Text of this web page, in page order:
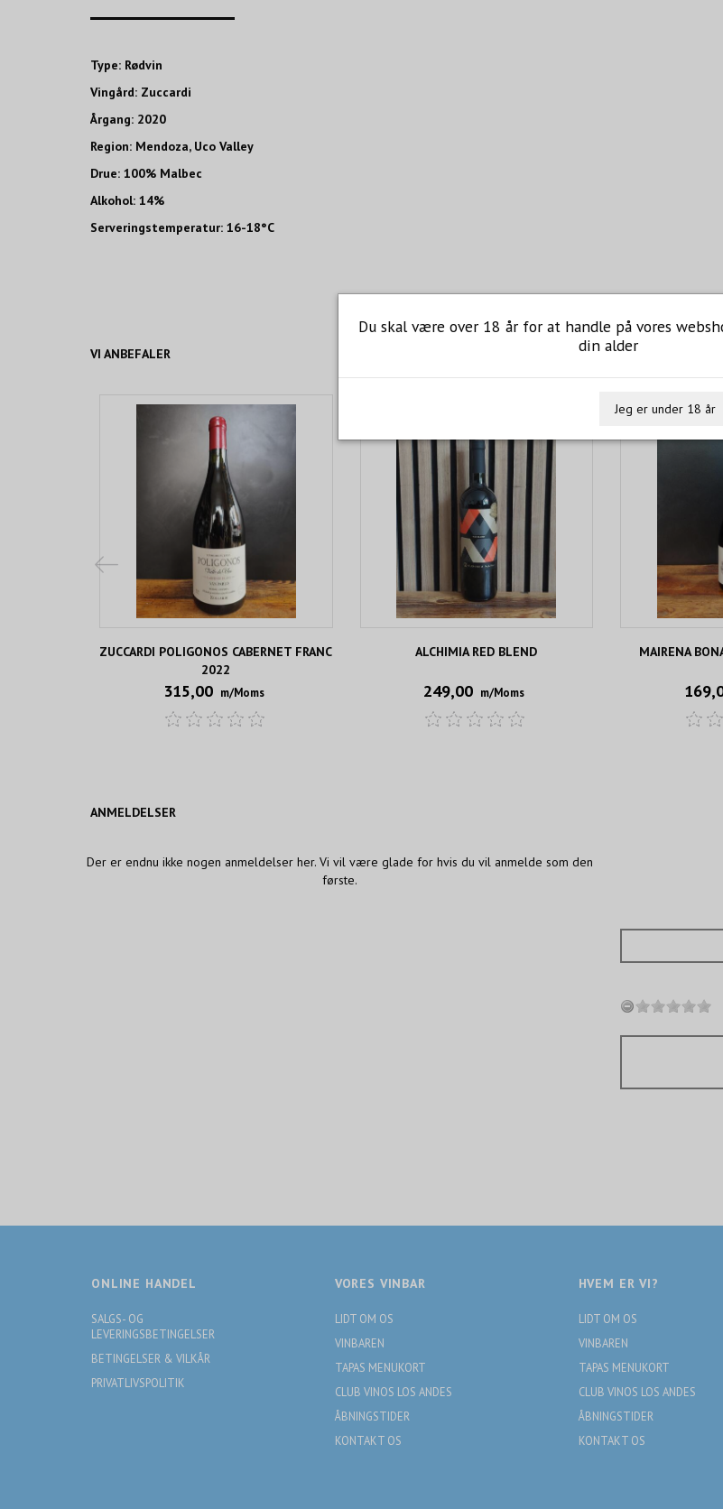
Type: Rødvin
Vingård: Zuccardi
Årgang: 2020
Region: Mendoza, Uco Valley
Drue: 100% Malbec
Alkohol: 14%
Serveringstemperatur: 16-18°C
VI ANBEFALER
ZUCCARDI POLIGONOS CABERNET FRANC
2022
315,00 m/Moms
ALCHIMIA RED BLEND
249,00 m/Moms
MAIRENA
ANMELDELSER
Der er endnu ikke nogen anmeldelser her. Vi vil være glade for hvis du vil anmelde som den
første.
ONLINE HANDEL
SALGS- OG
LEVERINGSBETINGELSER
BETINGELSER & VILKÅR
PRIVATLIVSPOLITIK
VORES VINBAR
LIDT OM OS
VINBAREN
TAPAS MENUKORT
CLUB VINOS LOS ANDES
ÅBNINGSTIDER
KONTAKT OS
HVEM ER VI?
LIDT OM OS
VINBAREN
TAPAS MENUKORT
CLUB VINOS LOS ANDES
ÅBNINGSTIDER
KONTAKT OS
Du skal være over 18 år for at handle på vores
din alder
Jeg er under 18 år